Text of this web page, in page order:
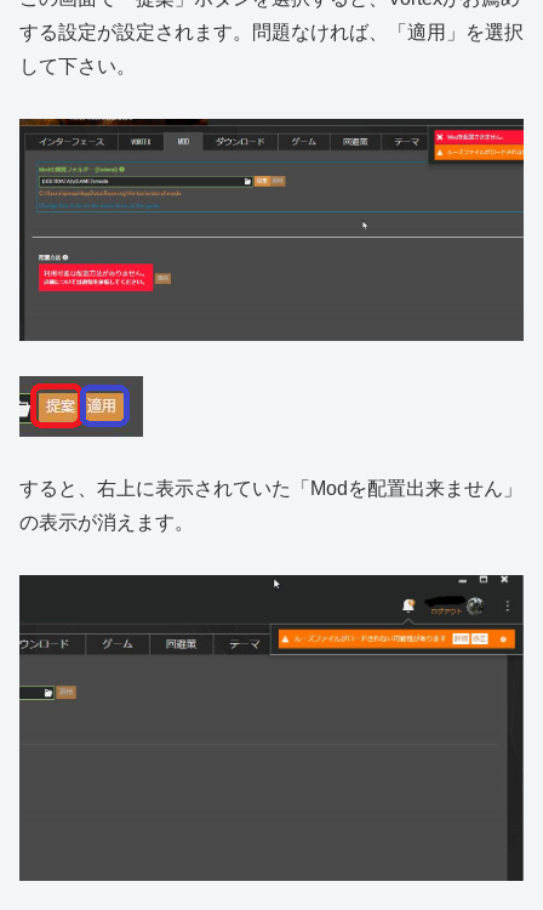
する設定が設定されます。問題なければ、「適用」を選択
して下さい。
すると、右上に表示されていた「Modを配置出来ません」
の表示が消えます。